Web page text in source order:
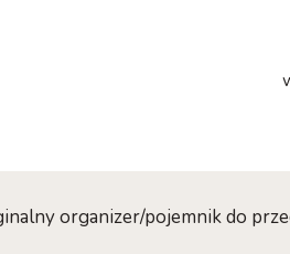
organizer/pojemnik do